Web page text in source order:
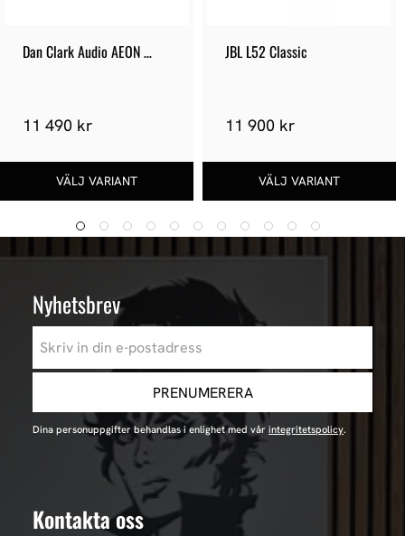
Dan Clark Audio AEON
11 490 kr
JBL L52 Classic
11 900 kr
Nyhetsbrev
PRENUMERERA
Dina personuppgifter behandlas i enlighet med vår integritetspolicy.
Kontakta oss